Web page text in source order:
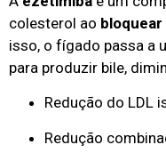
colesterol ao
isso, o fígado passa a
para produzir bile,
Redução do LDL
Redução